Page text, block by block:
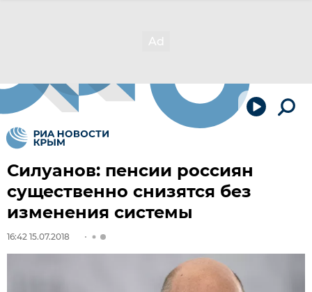
Силуанов: пенсии россиян
существенно снизятся без
изменения системы
16:42 15.07.2018